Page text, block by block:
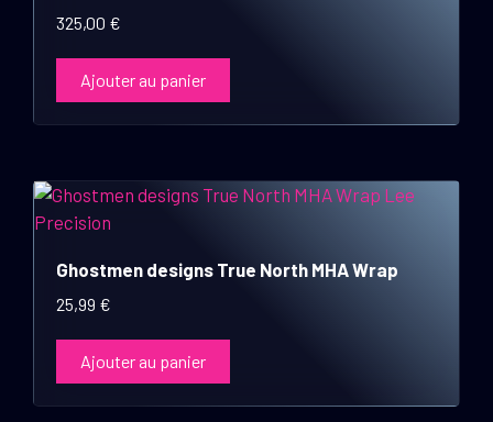
325,00 €
Ajouter au panier
Ghostmen designs True North MHA Wrap
25,99 €
Ajouter au panier